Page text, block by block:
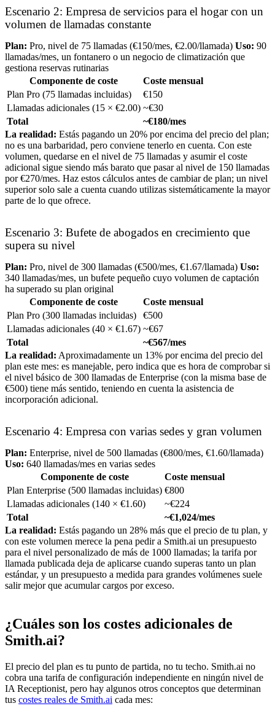
Escenario 2: Empresa de servicios para el hogar con un
volumen de llamadas constante
Plan: Pro, nivel de 75 llamadas (€150/mes, €2.00/llamada) Uso: 90
llamadas/mes, un fontanero o un negocio de climatización que
gestiona reservas rutinarias
Componente de coste
Coste mensual
Plan Pro (75 llamadas incluidas)
€150
Llamadas adicionales (15 × €2.00) ~€30
Total
~€180/mes
La realidad: Estás pagando un 20% por encima del precio del plan;
no es una barbaridad, pero conviene tenerlo en cuenta. Con este
volumen, quedarse en el nivel de 75 llamadas y asumir el coste
adicional sigue siendo más barato que pasar al nivel de 150 llamadas
por €270/mes. Haz estos cálculos antes de cambiar de plan; un nivel
superior solo sale a cuenta cuando utilizas sistemáticamente la mayor
parte de lo que ofrece.
Escenario 3: Bufete de abogados en crecimiento que
supera su nivel
Plan: Pro, nivel de 300 llamadas (€500/mes, €1.67/llamada) Uso:
340 llamadas/mes, un bufete pequeño cuyo volumen de captación
ha superado su plan original
Componente de coste
Coste mensual
Plan Pro (300 llamadas incluidas)
€500
Llamadas adicionales (40 × €1.67) ~€67
Total
~€567/mes
La realidad: Aproximadamente un 13% por encima del precio del
plan este mes: es manejable, pero indica que es hora de comprobar si
el nivel básico de 300 llamadas de Enterprise (con la misma base de
€500) tiene más sentido, teniendo en cuenta la asistencia de
incorporación adicional.
Escenario 4: Empresa con varias sedes y gran volumen
Plan: Enterprise, nivel de 500 llamadas (€800/mes, €1.60/llamada)
Uso: 640 llamadas/mes en varias sedes
Componente de coste
Coste mensual
Plan Enterprise (500 llamadas incluidas) €800
Llamadas adicionales (140 × €1.60)
~€224
Total
~€1,024/mes
La realidad: Estás pagando un 28% más que el precio de tu plan, y
con este volumen merece la pena pedir a Smith.ai un presupuesto
para el nivel personalizado de más de 1000 llamadas; la tarifa por
llamada publicada deja de aplicarse cuando superas tanto un plan
estándar, y un presupuesto a medida para grandes volúmenes suele
salir mejor que acumular cargos por exceso.
¿Cuáles son los costes adicionales de
Smith.ai?
El precio del plan es tu punto de partida, no tu techo. Smith.ai no
cobra una tarifa de configuración independiente en ningún nivel de
IA Receptionist, pero hay algunos otros conceptos que determinan
tus costes reales de Smith.ai cada mes: